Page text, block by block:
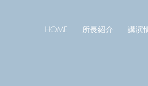
HOME 所長紹介 講演